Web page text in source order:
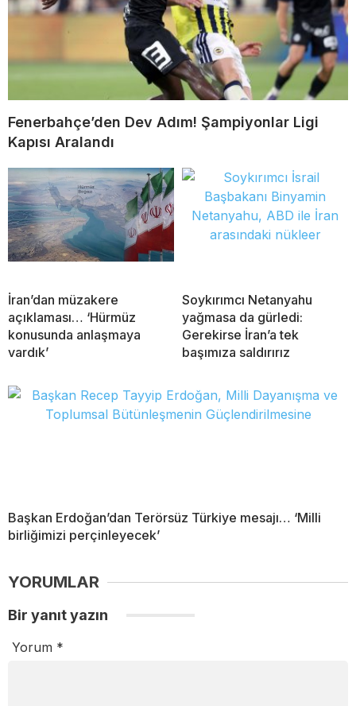
Fenerbahçe’den Dev Adım! Şampiyonlar Ligi
Kapısı Aralandı
İran’dan müzakere
açıklaması… ‘Hürmüz
konusunda anlaşmaya
vardık’
Soykırımcı Netanyahu
yağmasa da gürledi:
Gerekirse İran’a tek
başımıza saldırırız
Başkan Erdoğan’dan Terörsüz Türkiye mesajı… ‘Milli
birliğimizi perçinleyecek’
YORUMLAR
Bir yanıt yazın
Yorum *